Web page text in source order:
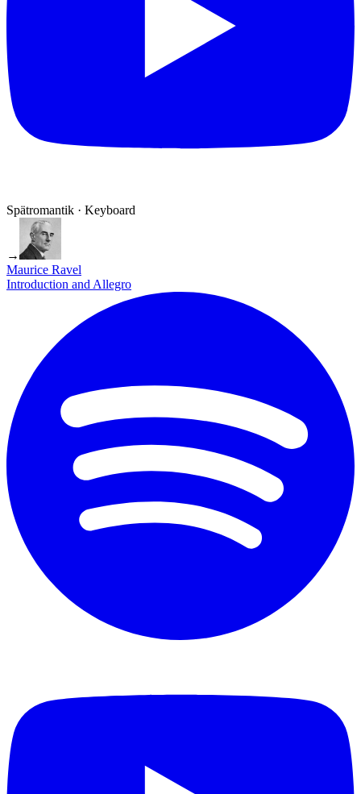
Spätromantik · Keyboard
→
Maurice Ravel
Introduction and Allegro